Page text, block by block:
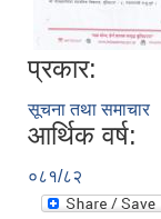
प्रकार:
सूचना तथा समाचार
आर्थिक वर्ष:
०८१/८२